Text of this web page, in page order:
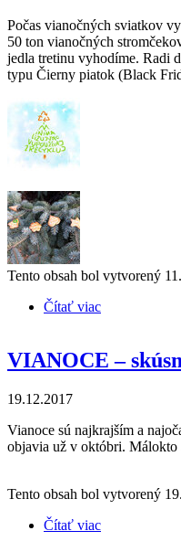
Počas vianočných sviatkov
50 ton vianočných
jedla tretinu vyhodíme. Radi
typu Čierny piatok (Black
Tento obsah bol vytvorený
Čítať viac
VIANOCE –
19.12.2017
Vianoce sú najkrajším a
objavia už v októbri. Málokto
Tento obsah bol vytvorený
Čítať viac